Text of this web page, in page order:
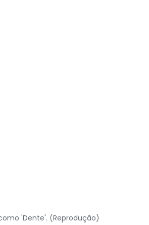
'Dente'. (Reprodução)